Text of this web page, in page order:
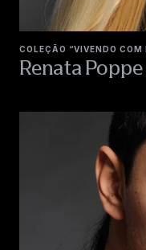
COLEÇÃO “VIVENDO COM
Renata Poppe